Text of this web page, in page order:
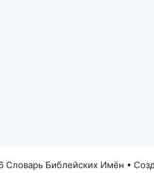
Словарь Библейских Имён •